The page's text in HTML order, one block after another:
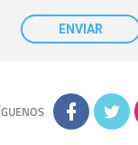
con carácter general, sólo
que esté debidamente
de la información que
a terceros.
sobre cómo
ENVIAR